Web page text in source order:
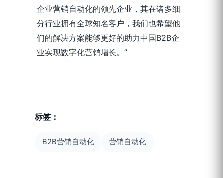
企业营销自动化的领先企业，其在诸多细
分行业拥有全球知名客户，我们也希望他
们的解决方案能够更好的助力中国B2B企
业实现数字化营销增长。”
标签：
B2B营销自动化 营销自动化